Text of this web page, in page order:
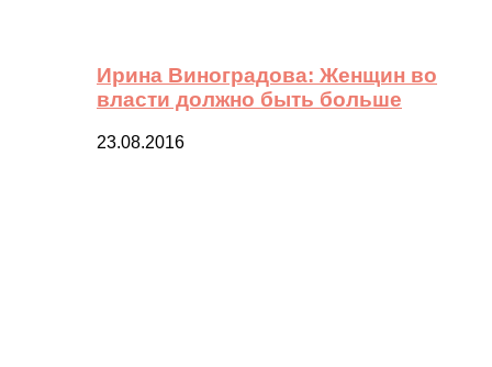
Ирина Виноградова: Женщин во
власти должно быть больше
23.08.2016